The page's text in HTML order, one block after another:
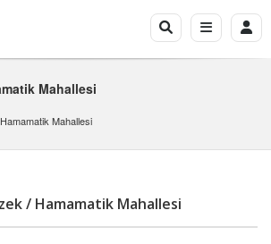
Mahallesi
Hamamatik Mahallesi
/ Hamamatik Mahallesi